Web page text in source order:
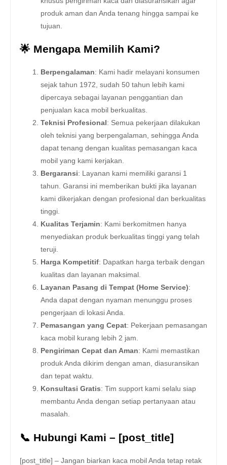
produk aman dan Anda tenang hingga sampai ke
tujuan.
🌟 Mengapa Memilih Kami?
Berpengalaman: Kami hadir melayani konsumen
sejak tahun 1972, sudah 50 tahun lebih kami
dipercaya sebagai layanan penggantian dan
penjualan kaca mobil berkualitas.
Teknisi Profesional : Semua pekerjaan dilakukan
oleh teknisi yang berpengalaman, sehingga Anda
dapat tenang dengan kualitas pemasangan kaca
mobil yang kami kerjakan.
Bergaransi: Layanan kami memiliki garansi 1
tahun. Garansi ini memberikan bukti jika layanan
kami dikerjakan dengan profesional dan berkualitas
tinggi.
Kualitas Terjamin: Kami berkomitmen hanya
menyediakan produk berkualitas tinggi yang telah
teruji.
Harga Kompetitif: Dapatkan harga terbaik dengan
kualitas dan layanan maksimal.
Layanan Pasang di Tempat (Home Service):
Anda dapat dengan nyaman menunggu proses
pengerjaan di lokasi Anda.
Pemasangan yang Cepat: Pekerjaan pemasangan
kaca mobil kurang lebih 2 jam.
Pengiriman Cepat dan Aman: Kami memastikan
produk Anda dikirim dengan aman, diasuransikan
dan tepat waktu.
Konsultasi Gratis: Tim support kami selalu siap
membantu Anda dengan setiap pertanyaan atau
masalah.
📞 Hubungi Kami – [post_title]
[post_title] – Jangan biarkan kaca mobil Anda tetap retak